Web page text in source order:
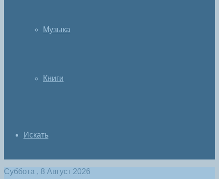
Музыка
Книги
Искать
Суббота , 8 Август 2026